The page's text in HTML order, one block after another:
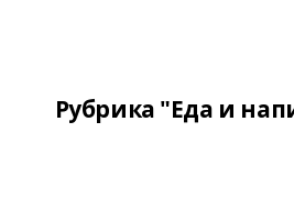
Рубрика "Еда и